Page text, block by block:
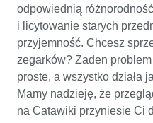
odpowiednią
i licytowanie starych
przyjemność. Chcesz
zegarków? Żaden
proste, a wszystko działa
Mamy nadzieję, że
na Catawiki przyniesie Ci